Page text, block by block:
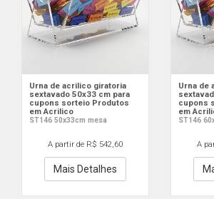
Urna de acrilico giratoria
sextavado 50x33 cm para
cupons sorteio Produtos
em Acrilico
ST146 50x33cm mesa
A partir de R$ 542,60
Mais Detalhes
Urna de
cupons
em
ST146
A